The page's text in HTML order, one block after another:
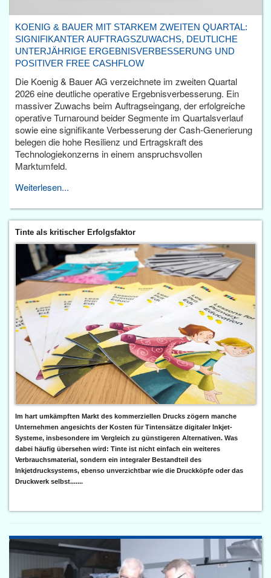
KOENIG & BAUER MIT STARKEM ZWEITEN QUARTAL:
SIGNIFIKANTER AUFTRAGSZUWACHS, DEUTLICHE
UNTERJÄHRIGE ERGEBNISVERBESSERUNG UND
POSITIVER FREE CASHFLOW
Die Koenig & Bauer AG verzeichnete im zweiten Quartal
2026 eine deutliche operative Ergebnisverbesserung. Ein
massiver Zuwachs beim Auftragseingang, der erfolgreiche
operative Turnaround beider Segmente im Quartalsverlauf
sowie eine signifikante Verbesserung der Cash-Generierung
belegen die hohe Resilienz und Ertragskraft des
Technologiekonzerns in einem anspruchsvollen
Marktumfeld.
Weiterlesen...
Tinte als kritischer Erfolgsfaktor
Im hart umkämpften Markt des kommerziellen Drucks zögern manche
Unternehmen angesichts der Kosten für Tintensätze digitaler Inkjet-
Systeme, insbesondere im Vergleich zu günstigeren Alternativen. Was
dabei häufig übersehen wird: Tinte ist nicht einfach ein weiteres
Verbrauchsmaterial, sondern ein integraler Bestandteil des
Inkjetdrucksystems, ebenso unverzichtbar wie die Druckköpfe oder das
Druckwerk selbst.......